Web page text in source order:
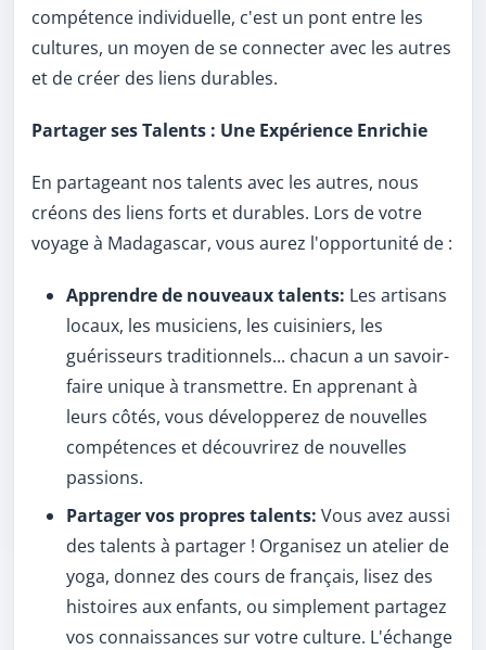
compétence individuelle, c'est un pont entre les
cultures, un moyen de se connecter avec les autres
et de créer des liens durables.
Partager ses Talents : Une Expérience Enrichie
En partageant nos talents avec les autres, nous
créons des liens forts et durables. Lors de votre
voyage à Madagascar, vous aurez l'opportunité de :
Apprendre de nouveaux talents: Les artisans
locaux, les musiciens, les cuisiniers, les
guérisseurs traditionnels... chacun a un savoir-
faire unique à transmettre. En apprenant à
leurs côtés, vous développerez de nouvelles
compétences et découvrirez de nouvelles
passions.
Partager vos propres talents: Vous avez aussi
des talents à partager ! Organisez un atelier de
yoga, donnez des cours de français, lisez des
histoires aux enfants, ou simplement partagez
vos connaissances sur votre culture. L'échange